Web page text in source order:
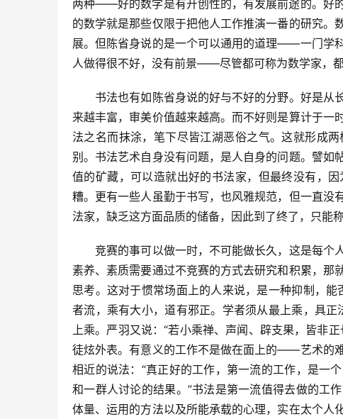
两种――好的数学是有开创性的，有发展前途的。好
的数学就是那些仅限于把他人工作推演一番的研究
展。但陈省身说的是一个可以通用的道理――一门学
人做得很不好，没有前景――尽管都可称为数学家，都
书法也有如陈省身说的好与不好的分野。好是从
来越丰富，审美价值越来越高。而不好则是算计于
法之名而抹涂，笔下尽皆江湖恶俗之气。这就形成
别。书法艺术自身没有问题，是人自身的问题。譬
值的矿藏，可以造就出好的书法家，但最终没有，
糟。更有一些人虽勤于书写，也风雅规范，但一直没
法家，缺乏这方面品质的储备，因此到了终了，只能
竞赛的事可以做一时，不可能做长久，这是每个
素养、素质需要通过不竞赛的方式去研究和积累，那
思考。这对于惯常场面上的人来说，是一种抑制，
者流，乘有大小，道有邪正。学者须从最上乘，具
上乘。严羽又说：“若小乘禅、声闻、辟支果，皆非
徒炫外表。有意义的工作不是做在面上的――艺术的
相近的说法：“真正好的工作，第一流的工作，是一
和一群人讨论的结果。”书法是第一流值得去做的工
体量、运用的方法以及所能承载的心理，实在太个